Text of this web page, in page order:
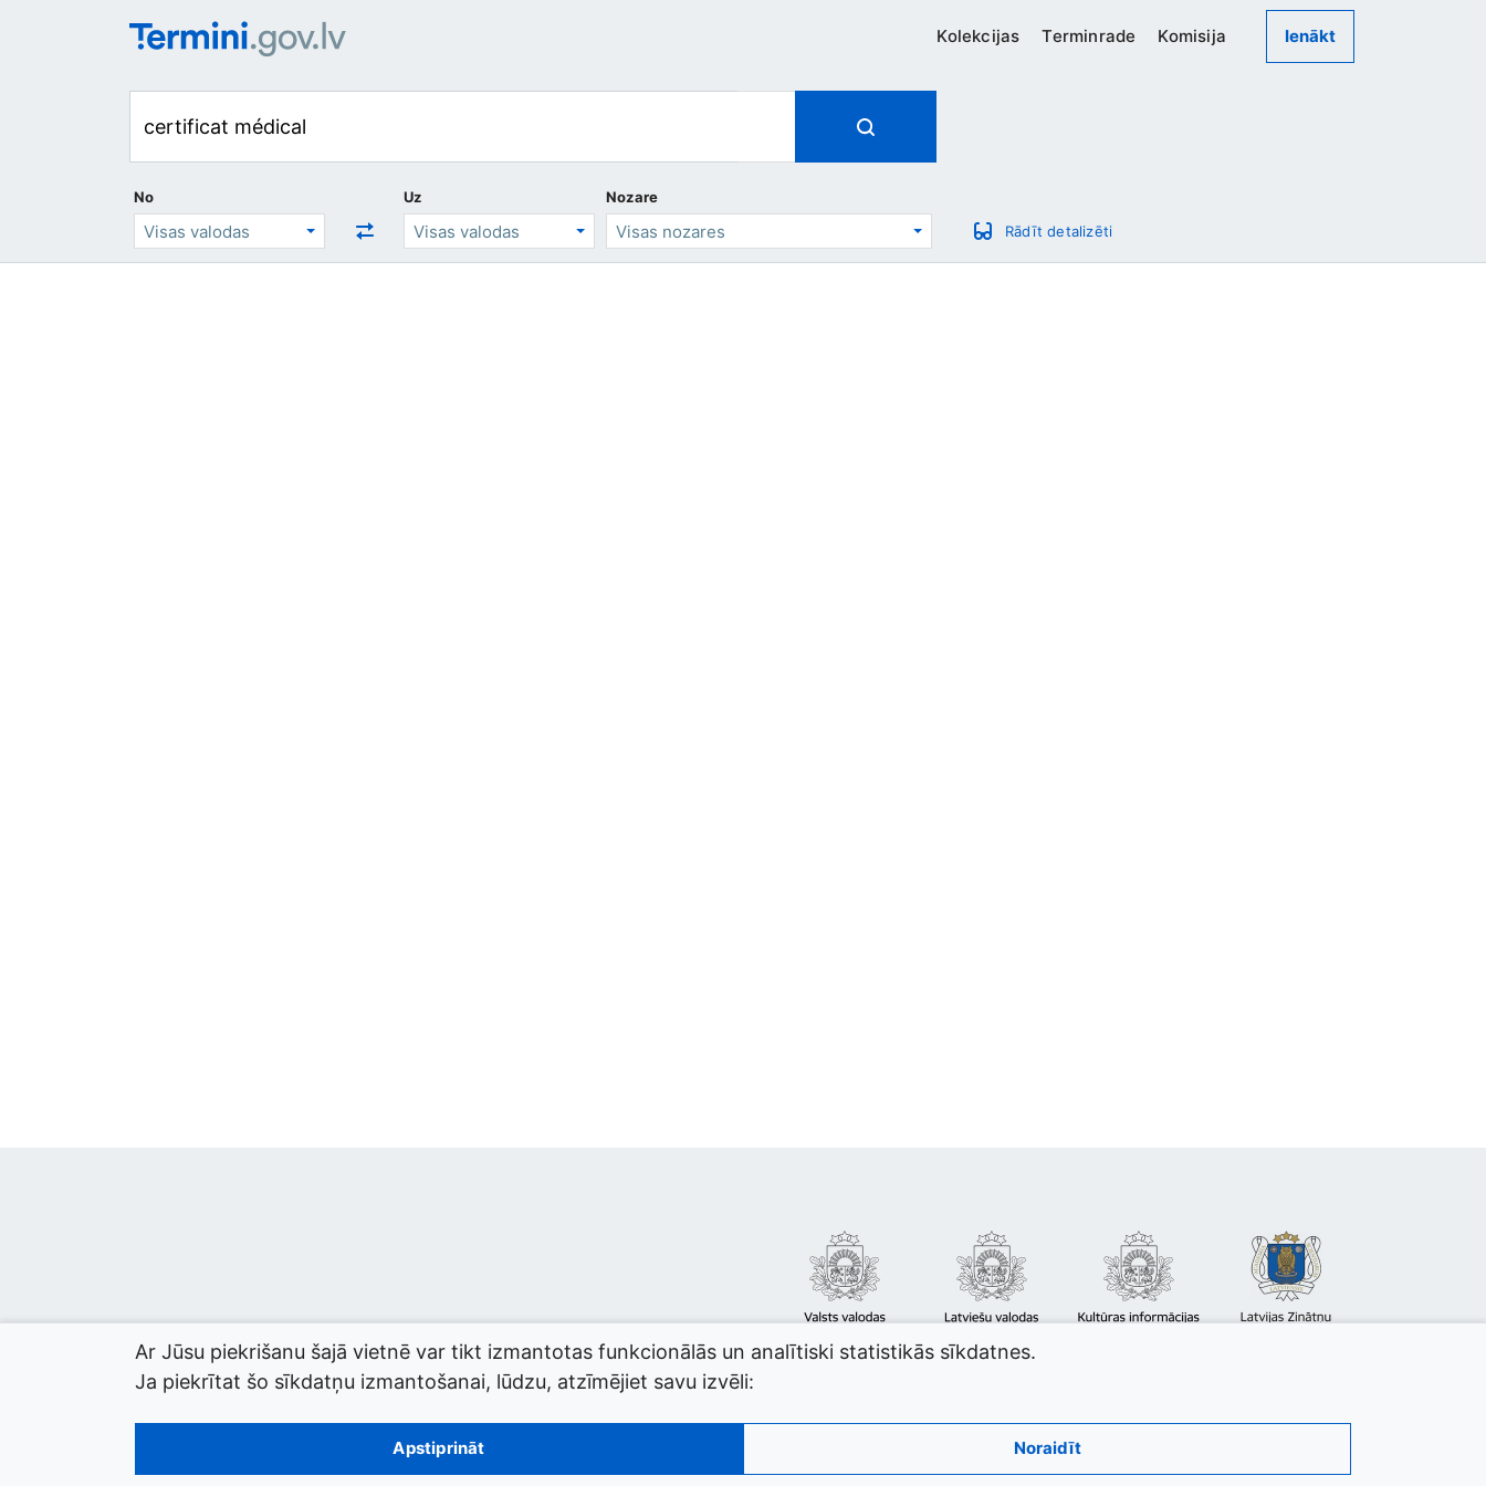
Kolekcijas Terminrade Komisija Ienākt
No Uz
Nozare
Rādīt detalizēti
© 2026 termini.gov.lv. Izstrādātājs:
Ar Jūsu piekrišanu šajā vietnē var tikt izmantotas funkcionālās un analītiski statistikās sīkdatnes.
Ja piekrītat šo sīkdatņu izmantošanai, lūdzu, atzīmējiet savu izvēli:
Apstiprināt Noraidīt